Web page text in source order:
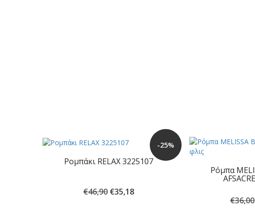
-25%
Ρομπάκι RELAX 3225107
€46,90 Original
€35,18Η
Ρόμπα
€36,00